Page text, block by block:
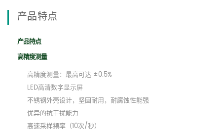
产品特点
产品特点
高精度测量
高精度测量：最高可达 ±0.5%
LED高清数字显示屏
不锈钢外壳设计，坚固耐用，耐腐蚀性能强
优异的抗干扰能力
高速采样频率（10次/秒）